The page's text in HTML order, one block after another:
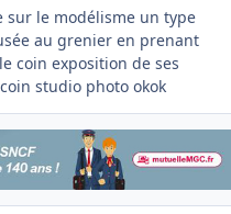
sur le modélisme un type
au grenier en prenant
coin exposition de ses
studio photo okok